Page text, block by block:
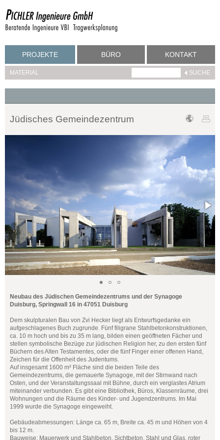
PROJEKTE BÜRO KONTAKT
MATERIAL
Jüdisches Gemeindezentrum
Neubau des Jüdischen Gemeindezentrums und der Synagoge
Duisburg, Springwall 16 in 47051 Duisburg
Dem skulpturalen Bau von Zvi Hecker liegt als Entwurfsgedanke ein
aufgeschlagenes Buch zugrunde. Fünf filigrane Stahlbetonkonstruktionen,
ca. 10 m hoch und bis zu 35 m lang, bilden einen geöffneten Fächer und
stellen symbolische Bezüge zur jüdischen Religion her, zu den ersten fünf
Büchern des Alten Testamentes, oder die fünf Finger einer offenen Hand,
Zeichen für die Offenheit des Judentums.
Auf insgesamt 1600 m² Fläche sind die beiden Teile des
Gemeindezentrums, die gemauerte Synagoge, mit der Stirnwand nach
Osten, und der Veranstaltungssaal mit Bühne, durch ein verglastes Atrium
miteinander verbunden. Es gibt eine Bibliothek, Büros, Klassenräume, drei
Wohnungen und die Räume des Kinder- und Jugendzentrums. Im Mai
1999 wurde die Synagoge eingeweiht.
Gebäudeabmessungen: Länge ca. 65 m, Breite ca. 45 m und Höhen von 4
bis 12 m.
Bauweise: Mauerwerk und Stahlbeton, Sichtbeton, Stahl und Glas, roter